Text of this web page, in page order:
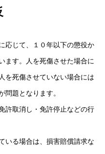
応じて、１０年以下の懲役か
ます。人を死傷させた場合に
を死傷させていない場合には
問題となります。
許取消し・免許停止などの行
いる場合は、損害賠償請求な